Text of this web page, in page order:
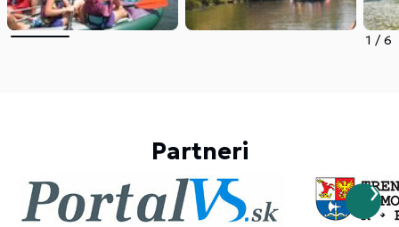
1 /6
Partneri